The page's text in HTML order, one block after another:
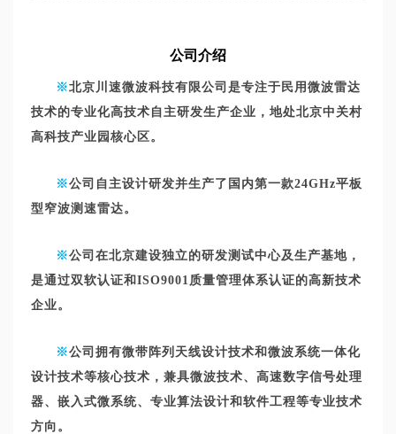
公司介绍
※北京川速微波科技有限公司是专注于民用微波雷达
技术的专业化高技术自主研发生产企业， 地处北京中关村
高科技产业园核心区。
※公司自主设计研发并生产了国内第一款24GHz平板
型窄波测速雷达。
※公司在北京建设独立的研发测试中心及生产基地，
是通过双软认证和 ISO9001质量管理体系认证的高新技术
企业。
※公司拥有微带阵列天线设计技术和微波系统一体化
设计技术等核心技术，兼具微波技术、高速数字信号处理
器、嵌入式微系统、专业算法设计和软件工程等专业技术
方向。